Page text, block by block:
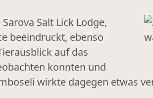
Salt Lick Lodge,
beeindruckt, ebenso
auf das
konnten und
wirkte dagegen etwas